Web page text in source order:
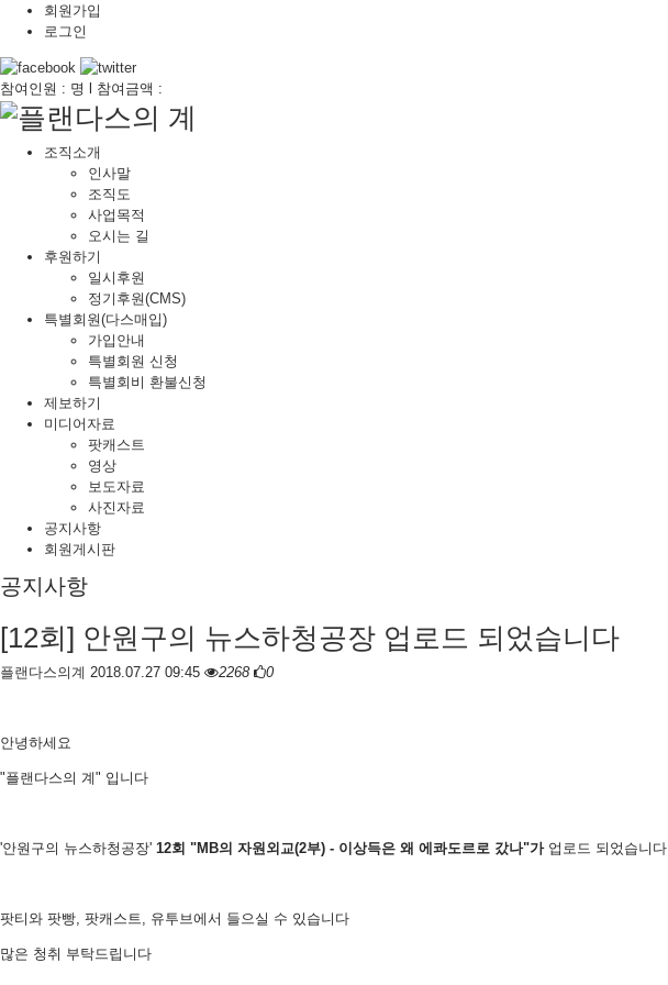
회원가입
로그인
참여인원 : 명 l 참여금액 :
조직소개
인사말
조직도
사업목적
오시는 길
후원하기
일시후원
정기후원(CMS)
특별회원(다스매입)
가입안내
특별회원 신청
특별회비 환불신청
제보하기
미디어자료
팟캐스트
영상
보도자료
사진자료
공지사항
회원게시판
공지사항
[12회] 안원구의 뉴스하청공장 업로드 되었습니다
플랜다스의계 2018.07.27 09:45 2268 0
안녕하세요
"플랜다스의 계" 입니다
'안원구의 뉴스하청공장' 12회 "MB의 자원외교(2부) - 이상득은 왜 에콰도르로 갔나"가업로드 되었습니다
팟티와 팟빵, 팟캐스트, 유투브에서 들으실 수 있습니다
많은 청취 부탁드립니다